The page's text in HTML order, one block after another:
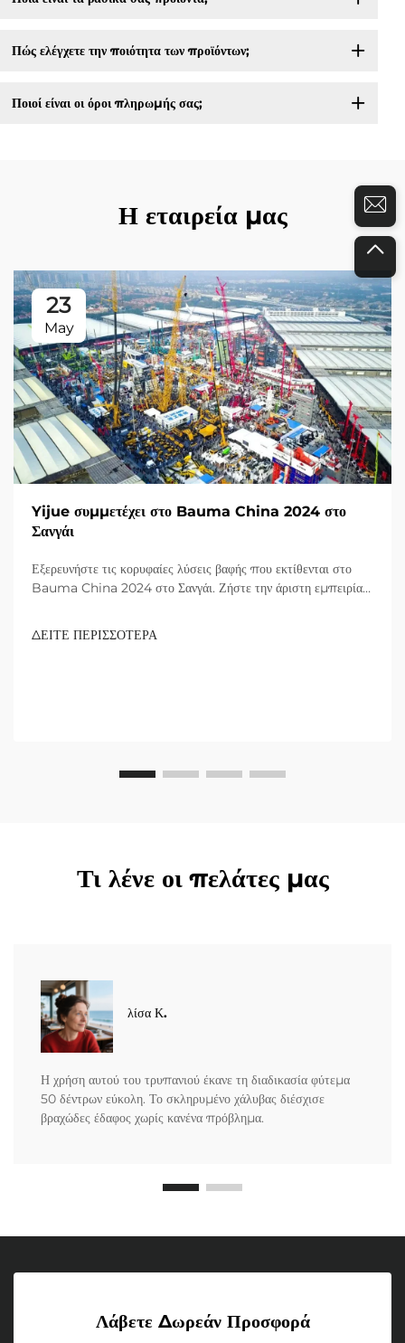
Πώς ελέγχετε την ποιότητα των προϊόντων;
Ποιοί είναι οι όροι πληρωμής σας;
Η εταιρεία μας
23
May
Yijue συμμετέχει στο Bauma China 2024 στο
Σανγάι
Εξερευνήστε τις κορυφαίες λύσεις βαφής που εκτίθενται στο
Bauma China 2024 στο Σανγάι. Ζήστε την άριστη εμπειρία
ΔΕΙΤΕ ΠΕΡΙΣΣΟΤΕΡΑ
Τι λένε οι πελάτες μας
λίσα Κ.
Η χρήση αυτού του τρυπανιού έκανε τη διαδικασία φύτεμα
50 δέντρων εύκολη. Το σκληρυμένο χάλυβας διέσχισε
βραχώδες έδαφος χωρίς κανένα πρόβλημα.
Λάβετε Δωρεάν Προσφορά